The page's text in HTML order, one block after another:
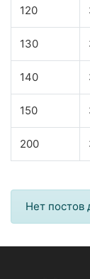
120
130
140
150
200
Нет постов